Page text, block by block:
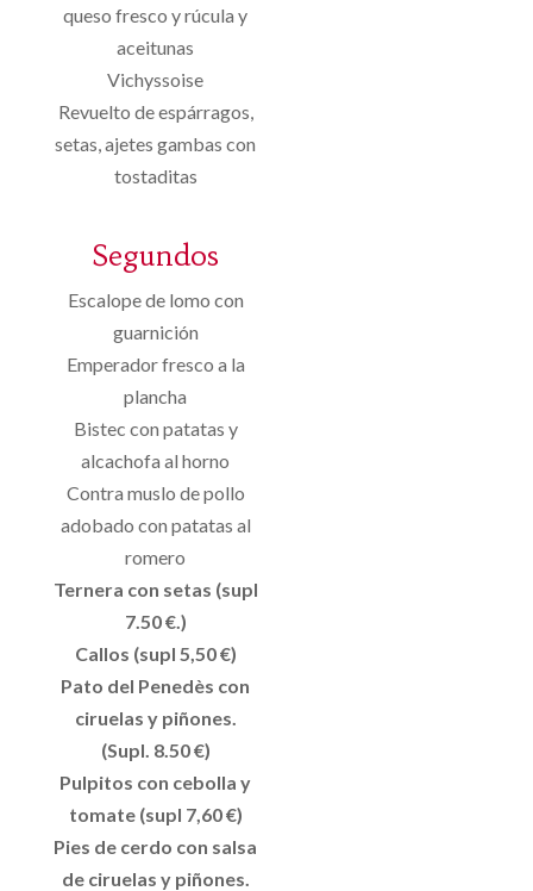
queso fresco y rúcula y
aceitunas
Vichyssoise
Revuelto de espárragos,
setas, ajetes gambas con
tostaditas
Segundos
Escalope de lomo con
guarnición
Emperador fresco a la
plancha
Bistec con patatas y
alcachofa al horno
Contra muslo de pollo
adobado con patatas al
romero
Ternera con setas (supl
7.50 €.)
Callos (supl 5,50 €)
Pato del Penedès con
ciruelas y piñones.
(Supl. 8.50 €)
Pulpitos con cebolla y
tomate (supl 7,60 €)
Pies de cerdo con salsa
de ciruelas y piñones.